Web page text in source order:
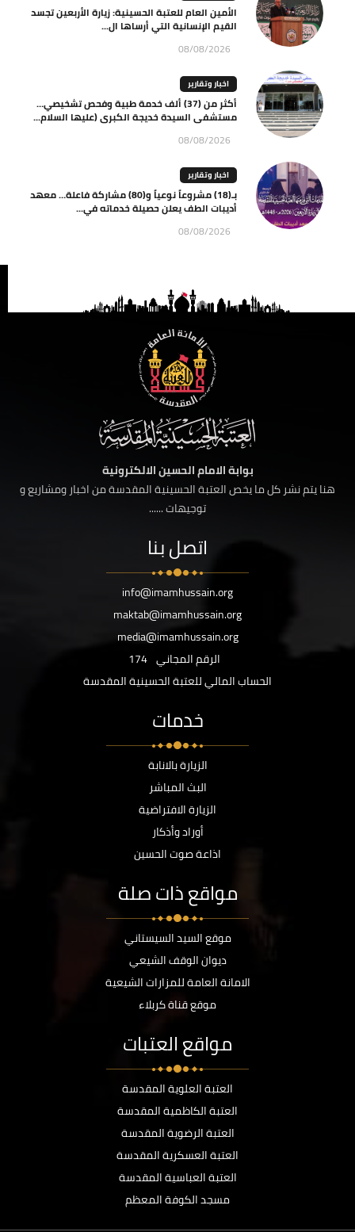
الأمين العام للعتبة الحسينية: زيارة الأربعين تجسد
القيم الإنسانية التي أرساها ال...
08/08/2026
اخبار وتقارير
أكثر من (37) ألف خدمة طبية وفحص تشخيصي…
مستشفى السيدة خديجة الكبرى (عليها السلام...
08/08/2026
اخبار وتقارير
بـ(18) مشروعاً نوعياً و(80) مشاركة فاعلة… معهد
أديبات الطف يعلن حصيلة خدماته في...
08/08/2026
بوابة الامام الحسين الالكترونية
هنا يتم نشر كل ما يخص العتبة الحسينية المقدسة من اخبار ومشاريع و
توجيهات ......
اتصل بنا
info@imamhussain.org
maktab@imamhussain.org
media@imamhussain.org
الرقم المجاني 174
الحساب المالي للعتبة الحسينية المقدسة
خدمات
الزيارة بالانابة
البث المباشر
الزيارة الافتراضية
أوراد وأذكار
اذاعة صوت الحسين
مواقع ذات صلة
موقع السيد السيستاني
ديوان الوقف الشيعي
الامانة العامة للمزارات الشيعية
موقع قناة كربلاء
مواقع العتبات
العتبة العلوية المقدسة
العتبة الكاظمية المقدسة
العتبة الرضوية المقدسة
العتبة العسكرية المقدسة
العتبة العباسية المقدسة
مسجد الكوفة المعظم